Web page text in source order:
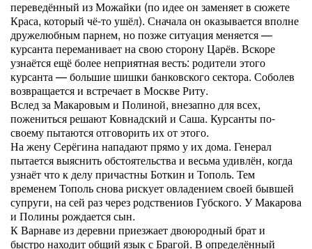
переведённый из Можайки (по идее он заменяет в сюжете
Краса, который чё-то ушёл). Сначала он оказывается вполне
дружелюбным парнем, но позже ситуация меняется —
курсанта переманивает на свою сторону Царёв. Вскоре
узнаётся ещё более неприятная весть: родители этого
курсанта — большие шишки банковского сектора. Соболев
возвращается и встречает в Москве Риту.
Вслед за Макаровым и Полиной, внезапно для всех,
пожениться решают Ковнадский и Саша. Курсанты по-
своему пытаются отговорить их от этого.
На жену Серёгина нападают прямо у их дома. Генерал
пытается выяснить обстоятельства и весьма удивлён, когда
узнаёт что к делу причастны Боткин и Тополь. Тем
временем Тополь снова рискует овладением своей бывшей
супруги, на сей раз через родствениов Губского. У Макарова
и Полины рождается сын.
К Варнаве из деревни приезжает двоюродный брат и
быстро находит общий язык с Брагой. В определённый